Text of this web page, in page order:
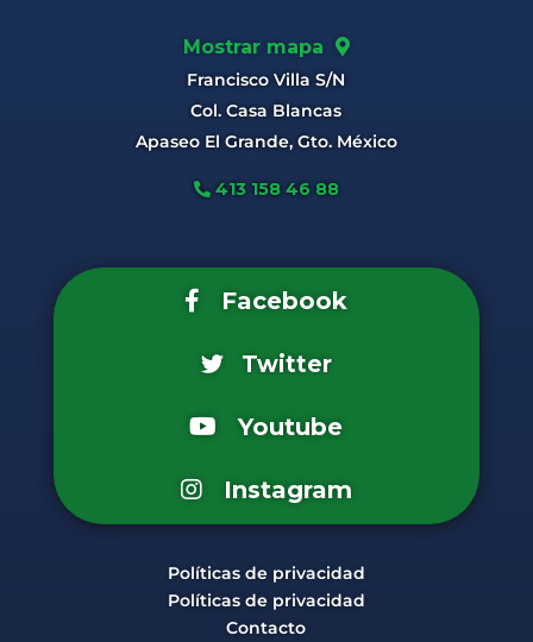
Mostrar mapa
Francisco Villa S/N
Col. Casa Blancas
Apaseo El Grande, Gto. México
413 158 46 88
Facebook
Twitter
Youtube
Instagram
Políticas de privacidad
Políticas de privacidad
Contacto